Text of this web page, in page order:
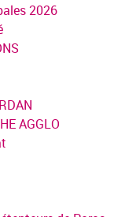
2026
AGGLO